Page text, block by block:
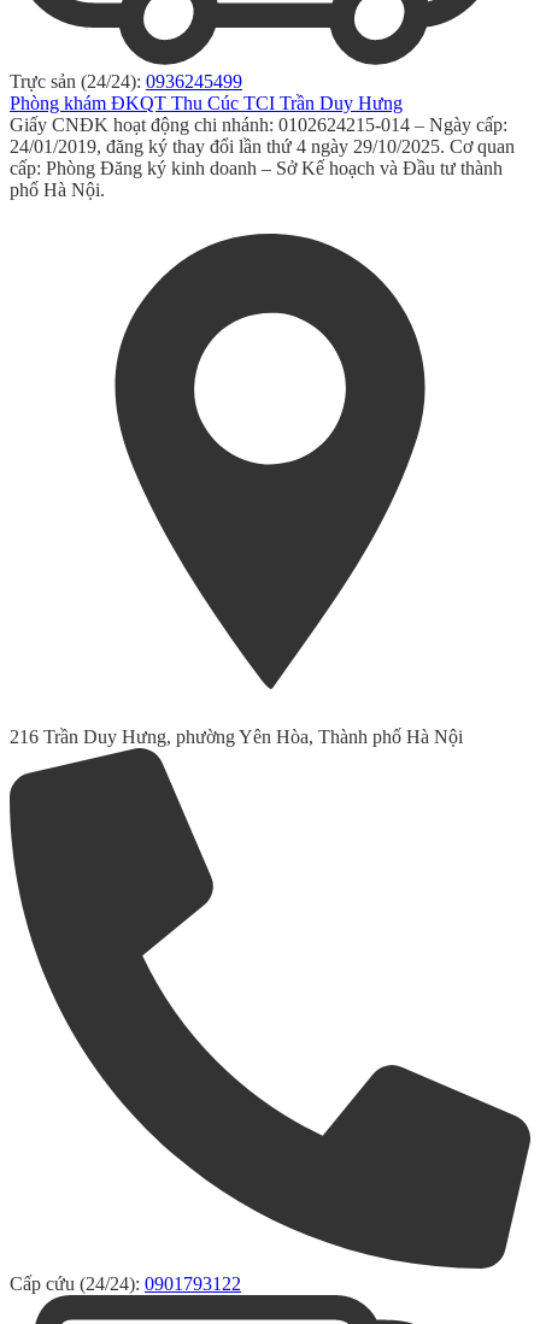
Trực sản (24/24): 0936245499
Phòng khám ĐKQT Thu Cúc TCI Trần Duy Hưng
Giấy CNĐK hoạt động chi nhánh: 0102624215-014 – Ngày cấp:
24/01/2019, đăng ký thay đổi lần thứ 4 ngày 29/10/2025. Cơ quan
cấp: Phòng Đăng ký kinh doanh – Sở Kế hoạch và Đầu tư thành
phố Hà Nội.
216 Trần Duy Hưng, phường Yên Hòa, Thành phố Hà Nội
Cấp cứu (24/24): 0901793122